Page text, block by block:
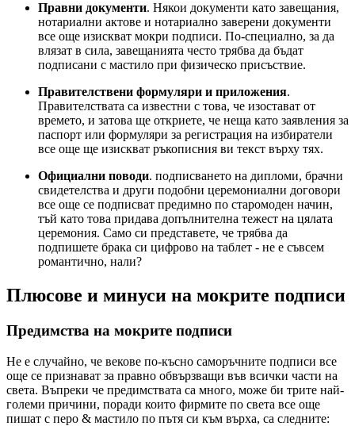
Правни документи. Някои документи като завещания,
нотариални актове и нотариално заверени документи
все още изискват мокри подписи. По-специално, за да
влязат в сила, завещанията често трябва да бъдат
подписани с мастило при физическо присъствие.
Правителствени формуляри и приложения.
Правителствата са известни с това, че изостават от
времето, и затова ще откриете, че неща като заявления за
паспорт или формуляри за регистрация на избиратели
все още ще изискват ръкописния ви текст върху тях.
Официални поводи. подписването на дипломи, брачни
свидетелства и други подобни церемониални договори
все още се подписват предимно по старомоден начин,
тъй като това придава допълнителна тежест на цялата
церемония. Само си представете, че трябва да
подпишете брака си цифрово на таблет - не е съвсем
романтично, нали?
Плюсове и минуси на мокрите подписи
Предимства на мокрите подписи
Не е случайно, че векове по-късно саморъчните подписи все
още се признават за правно обвързващи във всички части на
света. Въпреки че предимствата са много, може би трите най-
големи причини, поради които фирмите по света все още
пишат с перо & мастило по пътя си към върха, са следните: